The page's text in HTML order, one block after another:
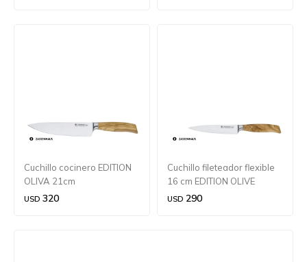
Cuchillo cocinero EDITION
OLIVA 21cm
USD 320
Cuchillo fileteador flexible
16 cm EDITION OLIVE
USD 290